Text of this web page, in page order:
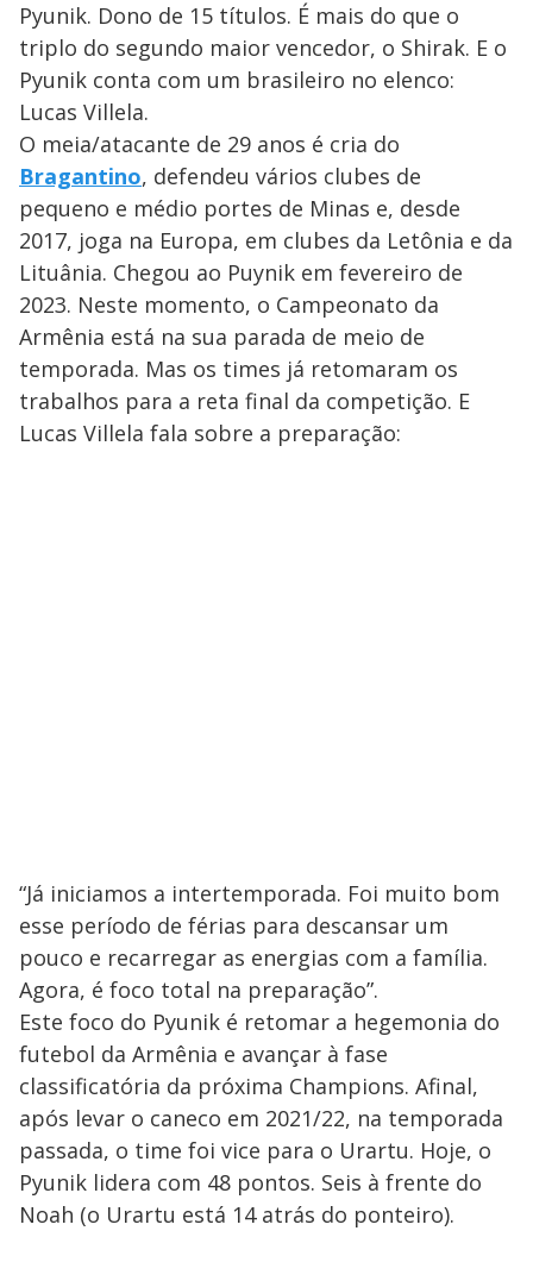
Pyunik. Dono de 15 títulos. É mais do que o
triplo do segundo maior vencedor, o Shirak. E o
Pyunik conta com um brasileiro no elenco:
Lucas Villela.
O meia/atacante de 29 anos é cria do
Bragantino, defendeu vários clubes de
pequeno e médio portes de Minas e, desde
2017, joga na Europa, em clubes da Letônia e da
Lituânia. Chegou ao Puynik em fevereiro de
2023. Neste momento, o Campeonato da
Armênia está na sua parada de meio de
temporada. Mas os times já retomaram os
trabalhos para a reta final da competição. E
Lucas Villela fala sobre a preparação:
“Já iniciamos a intertemporada. Foi muito bom
esse período de férias para descansar um
pouco e recarregar as energias com a família.
Agora, é foco total na preparação”.
Este foco do Pyunik é retomar a hegemonia do
futebol da Armênia e avançar à fase
classificatória da próxima Champions. Afinal,
após levar o caneco em 2021/22, na temporada
passada, o time foi vice para o Urartu. Hoje, o
Pyunik lidera com 48 pontos. Seis à frente do
Noah (o Urartu está 14 atrás do ponteiro).